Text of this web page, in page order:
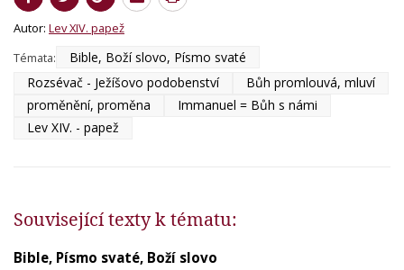
Autor: Lev XIV. papež
Témata:
Bible, Boží slovo, Písmo svaté
Rozsévač - Ježíšovo podobenství
Bůh promlouvá, mluví
proměnění, proměna
Immanuel = Bůh s námi
Lev XIV. - papež
Související texty k tématu:
Bible, Písmo svaté, Boží slovo